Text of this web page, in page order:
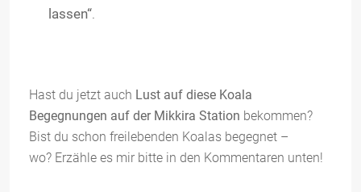
lassen“.
Hast du jetzt auch Lust auf diese Koala
Begegnungen auf der Mikkira Station bekommen?
Bist du schon freilebenden Koalas begegnet –
wo? Erzähle es mir bitte in den Kommentaren unten!